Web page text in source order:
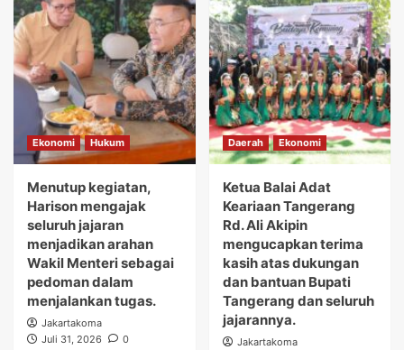
Ekonomi Hukum
Menutup kegiatan,
Harison mengajak
seluruh jajaran
menjadikan arahan
Wakil Menteri sebagai
pedoman dalam
menjalankan tugas.
Jakartakoma
Juli 31, 2026
0
Daerah Ekonomi
Ketua Balai Adat
Keariaan Tangerang
Rd. Ali Akipin
mengucapkan terima
kasih atas dukungan
dan bantuan Bupati
Tangerang dan seluruh
jajarannya.
Jakartakoma